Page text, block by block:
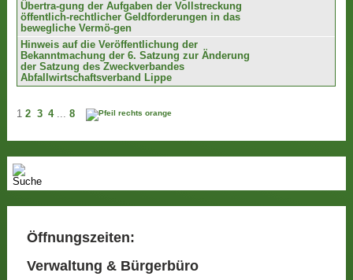
Übertra-gung der Aufgaben der Vollstreckung
öffentlich-rechtlicher Geldforderungen in das
bewegliche Vermö-gen
Hinweis auf die Veröffentlichung der
Bekanntmachung der 6. Satzung zur Änderung
der Satzung des Zweckverbandes
Abfallwirtschaftsverband Lippe
1 2 3 4 ... 8
Öffnungszeiten:
Verwaltung & Bürgerbüro